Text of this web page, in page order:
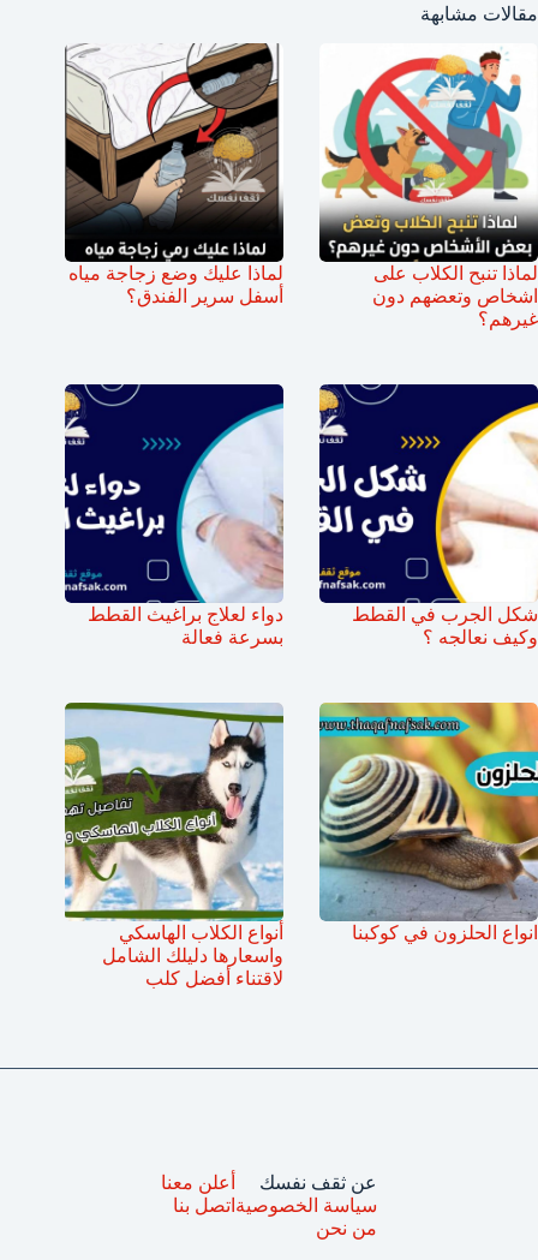
مقالات مشابهة
لماذا تنبح الكلاب على
اشخاص وتعضهم دون
غيرهم؟
لماذا عليك وضع زجاجة مياه
أسفل سرير الفندق؟
شكل الجرب في القطط
وكيف نعالجه ؟
دواء لعلاج براغيث القطط
بسرعة فعالة
انواع الحلزون في كوكبنا
أنواع الكلاب الهاسكي
واسعارها دليلك الشامل
لاقتناء أفضل كلب
عن ثقف نفسك
سياسة الخصوصية
من نحن
أعلن معنا
اتصل بنا